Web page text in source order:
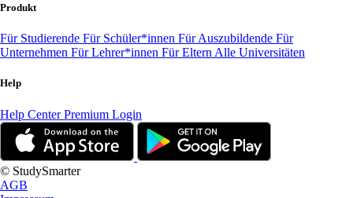
Produkt
Für Studierende Für Schüler*innen Für Auszubildende Für
Unternehmen Für Lehrer*innen Für Eltern Alle Universitäten
Help
Help CenterPremium Login
© StudySmarter
AGB